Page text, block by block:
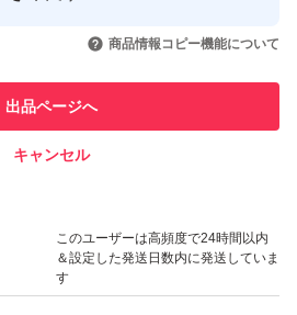
取引件数が多く、間違いがあると
定などはご購入者様でご対応いた
軽く水洗いをして下さい。
引を完了させた実績があります
での取引実績があります
このユーザーは高頻度で24時間以内
＆設定した発送日数内に発送していま
す
商品情報コピー機能について
出品ページへ
キャンセル